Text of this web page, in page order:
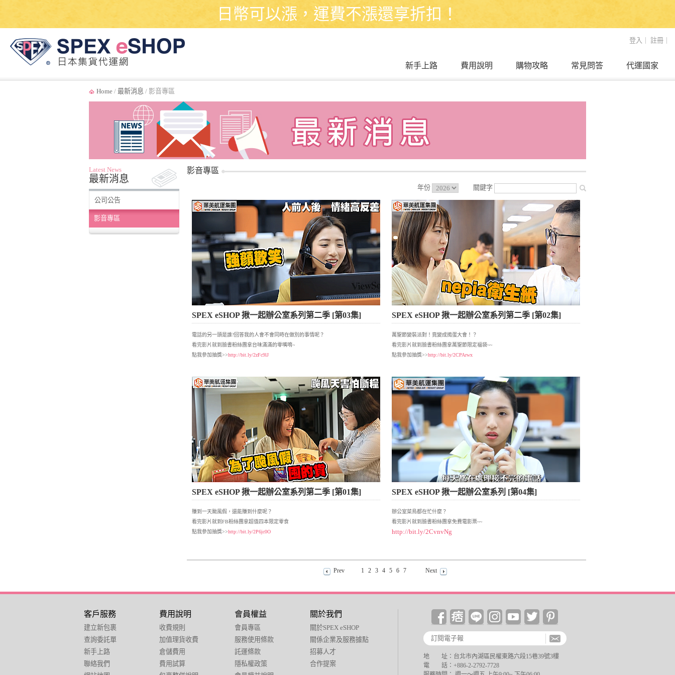
日幣可以漲，運費不漲還享折扣！
登入 註冊
代運國家
常見問答
購物攻略
費用說明
新手上路
Home / 最新消息 / 影音專區
Latest News
最新消息
公司公告
影音專區
影音專區
年份 關鍵字
SPEX eSHOP 揪一起辦公室系列第二季 [第03集]
電話的另一頭是誰?回答我的人會不會同時在做別的事情呢？
看完影片就到臉書粉絲團拿台味滿滿的零嘴唷~
點我參加抽獎>>http://bit.ly/2zFc9lJ
SPEX eSHOP 揪一起辦公室系列第二季 [第02集]
萬聖節變裝派對！竟變成搗蛋大會！？
看完影片就到臉書粉絲團拿萬聖節限定福袋~~
點我參加抽獎>>http://bit.ly/2CPArwx
SPEX eSHOP 揪一起辦公室系列第二季 [第01集]
賺到一天颱風假，還能賺到什麼呢？
看完影片就到FB粉絲團拿超值四本限定零食
點我參加抽獎>>http://bit.ly/2P6jc0O
SPEX eSHOP 揪一起辦公室系列 [第04集]
辦公室菜鳥都在忙什麼？
看完影片就到臉書粉絲團拿免費電影票~~
http://bit.ly/2CvnvNg
Prev 1 2 3 4 5 6 7 Next
客戶服務
建立新包裹
查詢委託單
新手上路
聯絡我們
費用說明
收費規則
加值理貨收費
倉儲費用
費用試算
會員權益
會員專區
服務使用條款
託運條款
隱私權政策
關於我們
關於SPEX eSHOP
關係企業及服務據點
招募人才
合作提案
地 址：台北市內湖區民權東路六段15巷39號3樓
電 話：+886-2-2792-7728